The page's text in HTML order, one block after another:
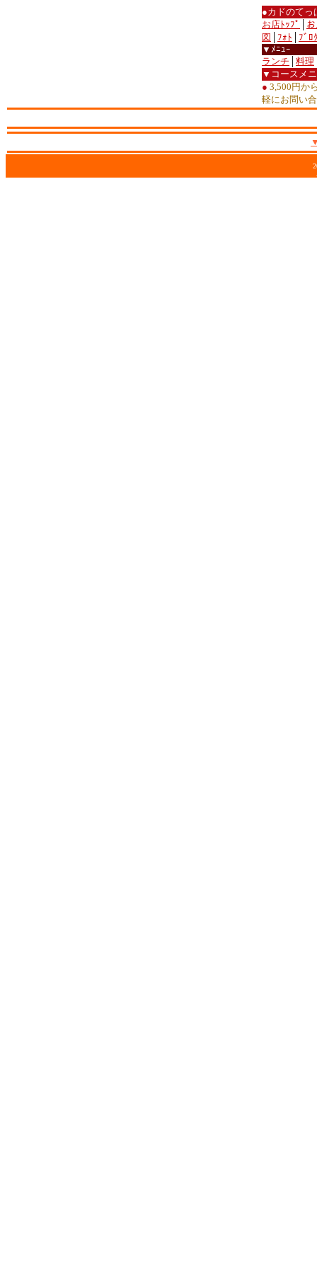
●カドのて
お店ﾄｯﾌﾟ
図
ﾌｫﾄ
ﾌﾞﾛ
▼ﾒﾆｭｰ
ランチ
料理
▼コースメ
● 3,500円か
軽にお問い